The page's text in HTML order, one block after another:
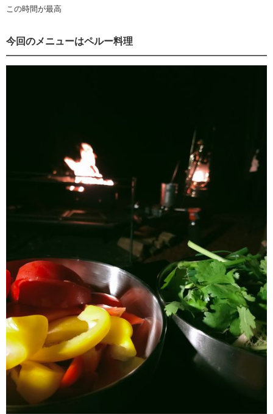
この時間が最高
今回のメニューはペルー料理